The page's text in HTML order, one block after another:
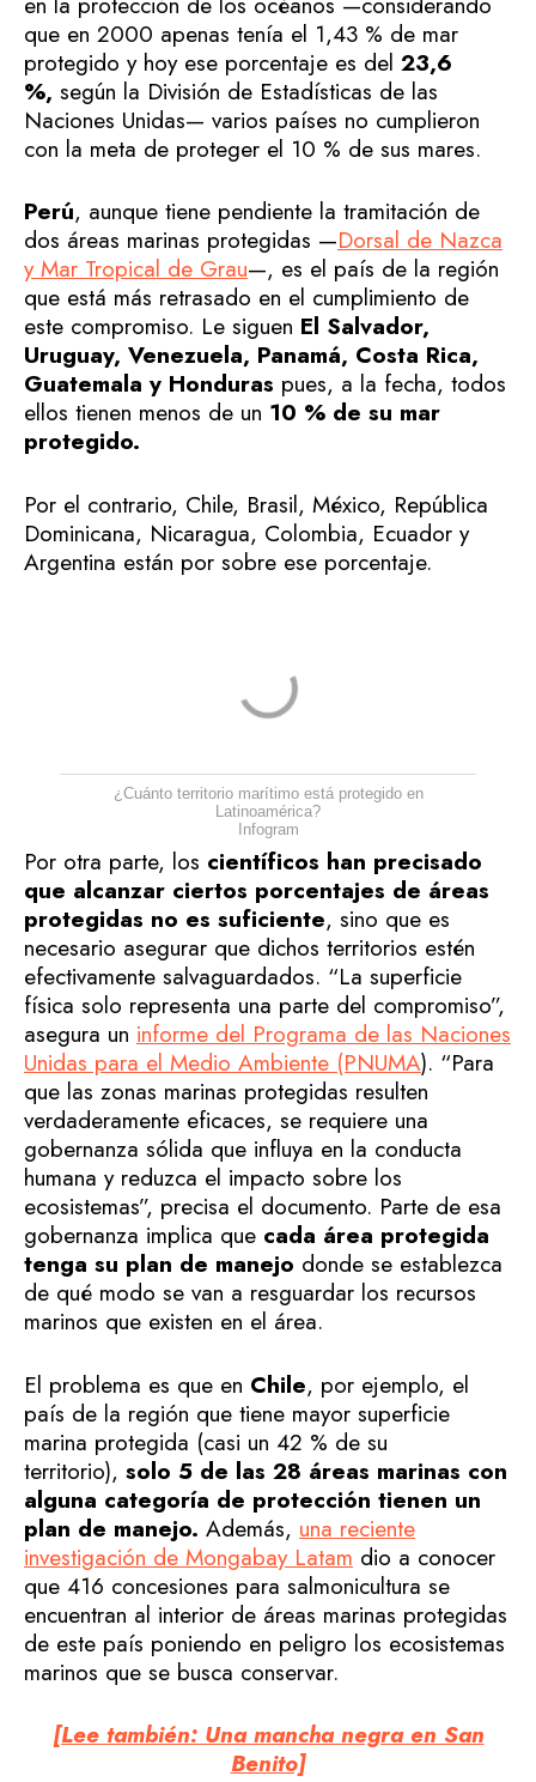
que en 2000 apenas tenía el 1,43 % de mar
protegido y hoy ese porcentaje es del 23,6
%, según la División de Estadísticas de las
Naciones Unidas— varios países no cumplieron
con la meta de proteger el 10 % de sus mares.
Perú, aunque tiene pendiente la tramitación de
dos áreas marinas protegidas —Dorsal de Nazca
y Mar Tropical de Grau—, es el país de la región
que está más retrasado en el cumplimiento de
este compromiso. Le siguen El Salvador,
Uruguay, Venezuela, Panamá, Costa Rica,
Guatemala y Honduras pues, a la fecha, todos
ellos tienen menos de un 10 % de su mar
protegido.
Por el contrario, Chile, Brasil, México, República
Dominicana, Nicaragua, Colombia, Ecuador y
Argentina están por sobre ese porcentaje.
¿Cuánto territorio marítimo está protegido en
Latinoamérica?
Infogram
Por otra parte, los científicos han precisado
que alcanzar ciertos porcentajes de áreas
protegidas no es suficiente, sino que es
necesario asegurar que dichos territorios estén
efectivamente salvaguardados. “La superficie
física solo representa una parte del compromiso”,
asegura un informe del Programa de las Naciones
Unidas para el Medio Ambiente (PNUMA). “Para
que las zonas marinas protegidas resulten
verdaderamente eficaces, se requiere una
gobernanza sólida que influya en la conducta
humana y reduzca el impacto sobre los
ecosistemas”, precisa el documento. Parte de esa
gobernanza implica que cada área protegida
tenga su plan de manejo donde se establezca
de qué modo se van a resguardar los recursos
marinos que existen en el área.
El problema es que en Chile, por ejemplo, el
país de la región que tiene mayor superficie
marina protegida (casi un 42 % de su
territorio), solo 5 de las 28 áreas marinas con
alguna categoría de protección tienen un
plan de manejo. Además, una reciente
investigación de Mongabay Latam dio a conocer
que 416 concesiones para salmonicultura se
encuentran al interior de áreas marinas protegidas
de este país poniendo en peligro los ecosistemas
marinos que se busca conservar.
[Lee también: Una mancha negra en San
Benito]